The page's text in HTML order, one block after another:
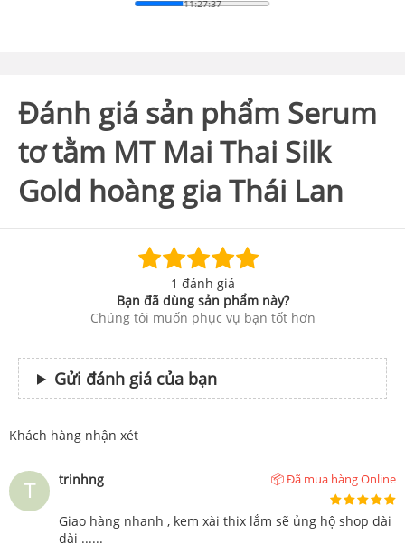
11:27:36
Đánh giá sản phẩm Serum
tơ tằm MT Mai Thai Silk
Gold hoàng gia Thái Lan
1 đánh giá
Bạn đã dùng sản phẩm này?
Chúng tôi muốn phục vụ bạn tốt hơn
Gửi đánh giá của bạn
Khách hàng nhận xét
trinhng 📦 Đã mua hàng Online
Giao hàng nhanh , kem xài thix lắm sẽ ủng hộ shop dài
dài ......